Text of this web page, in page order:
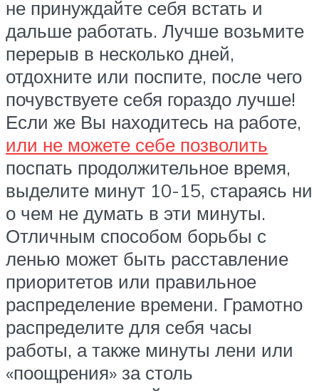
не принуждайте себя встать и
дальше работать. Лучше возьмите
перерыв в несколько дней,
отдохните или поспите, после чего
почувствуете себя гораздо лучше!
Если же Вы находитесь на работе,
или не можете себе позволить
поспать продолжительное время,
выделите минут 10-15, стараясь ни
о чем не думать в эти минуты.
Отличным способом борьбы с
ленью может быть расставление
приоритетов или правильное
распределение времени. Грамотно
распределите для себя часы
работы, а также минуты лени или
«поощрения» за столь